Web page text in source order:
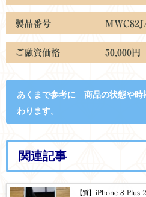
製品番号
ご融資価格 50,000円
あくまで参考に 商品の状態や時
わります。
関連記事
【質】iPhone 8 Plus